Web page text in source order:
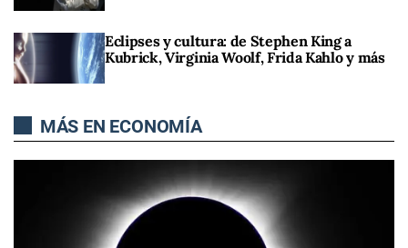
Eclipses y cultura: de Stephen King a
Kubrick, Virginia Woolf, Frida Kahlo y más
MÁS EN ECONOMÍA